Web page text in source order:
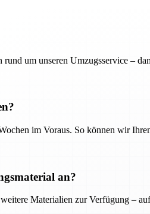
um unseren Umzugsservice –
im Voraus. So können wir
an?
Materialien zur Verfügung –